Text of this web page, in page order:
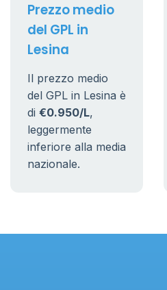
Prezzo medio
del GPL in
Lesina
Il prezzo medio
del GPL in Lesina è
di €0.950/L,
leggermente
inferiore alla media
nazionale.